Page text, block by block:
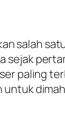
salah
paling